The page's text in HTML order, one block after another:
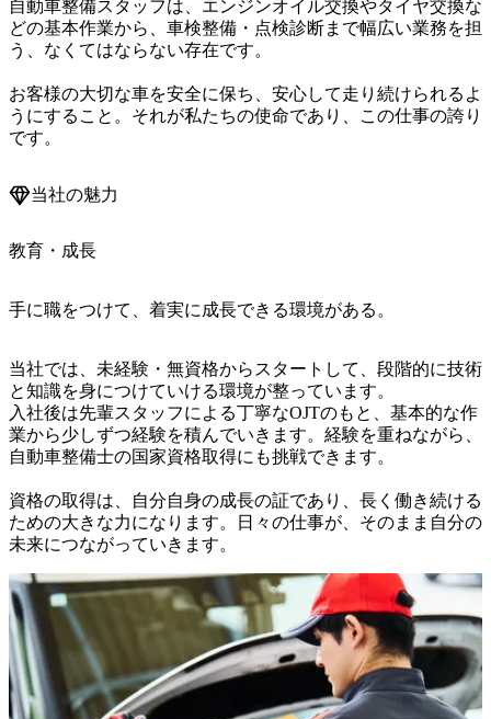
自動車整備スタッフは、エンジンオイル交換やタイヤ交換な
どの基本作業から、車検整備・点検診断まで幅広い業務を担
う、なくてはならない存在です。
お客様の大切な車を安全に保ち、安心して走り続けられるよ
うにすること。それが私たちの使命であり、この仕事の誇り
です。
当社の魅力
教育・成長
手に職をつけて、着実に成長できる環境がある。
当社では、未経験・無資格からスタートして、段階的に技術
と知識を身につけていける環境が整っています。
入社後は先輩スタッフによる丁寧なOJTのもと、基本的な作
業から少しずつ経験を積んでいきます。経験を重ねながら、
自動車整備士の国家資格取得にも挑戦できます。
資格の取得は、自分自身の成長の証であり、長く働き続ける
ための大きな力になります。日々の仕事が、そのまま自分の
未来につながっていきます。